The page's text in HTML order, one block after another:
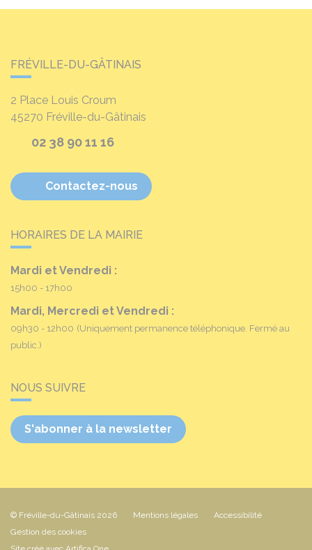
FRÉVILLE-DU-GÂTINAIS
2 Place Louis Croum
45270 Fréville-du-Gâtinais
02 38 90 11 16
Contactez-nous
HORAIRES DE LA MAIRIE
Mardi et Vendredi :
15h00 - 17h00
Mardi, Mercredi et Vendredi :
09h30 - 12h00 (Uniquement permanence téléphonique. Fermé au
public.)
NOUS SUIVRE
S'abonner à la newsletter
© Fréville-du-Gâtinais 2026 Mentions légales
Accessibilité
Gestion des cookies